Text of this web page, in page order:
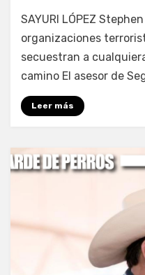
porFernando Miranda
SAYURI LÓPEZ
organizaciones
secuestran a
camino El asesor de
Leer más